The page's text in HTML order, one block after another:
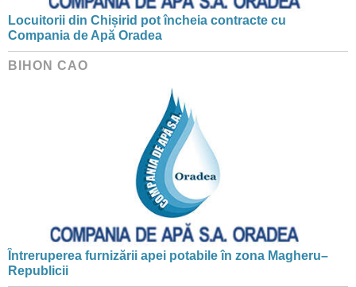
Locuitorii din Chișirid pot încheia contracte cu
Compania de Apă Oradea
BIHON CAO
Întreruperea furnizării apei potabile în zona Magheru–
Republicii